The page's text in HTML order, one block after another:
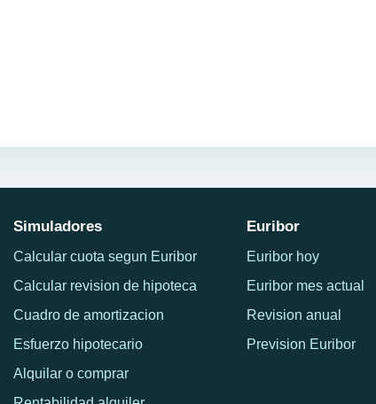
Simuladores
Calcular cuota segun Euribor
Calcular revision de hipoteca
Cuadro de amortizacion
Esfuerzo hipotecario
Alquilar o comprar
Euribor
Euribor hoy
Euribor mes actual
Revision anual
Prevision Euribor